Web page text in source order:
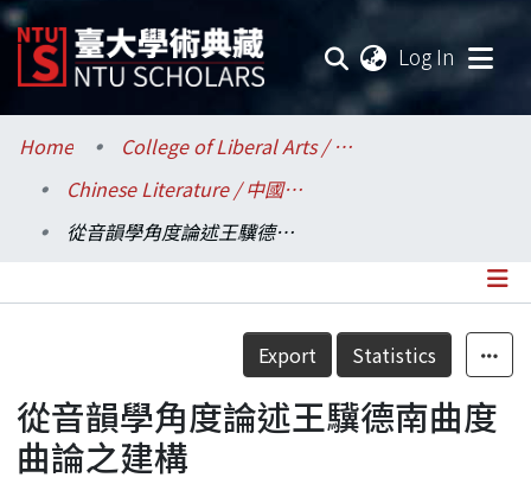
Log In
Communities & Collections
Research Outputs
Statistics
Home
College of Liberal Arts / 文學院
Chinese Literature / 中國文學系
從音韻學角度論述王驥德南曲度曲論之建構
Details
Export Statistics
從音韻學角度論述王驥德南曲度
曲論之建構